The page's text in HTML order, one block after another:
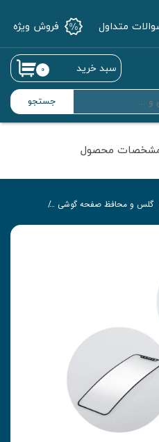
جستجو
۰ سبد خرید
متداول فروش ویژه
مشخصات محصول
گلس و محافظ صفحه گوشی